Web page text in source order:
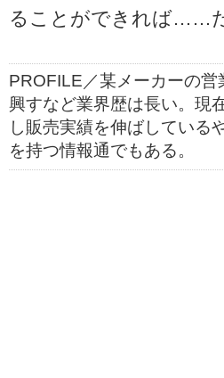
ることができれば……
PROFILE／某メーカーの
興すなど業界歴は長い。現
し販売実績を伸ばしている
を持つ情報通でもある。